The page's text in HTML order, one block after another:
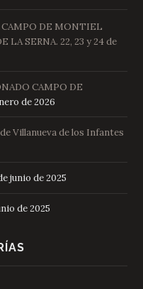
CAMPO DE MONTIEL
LA SERNA. 22, 23 y 24 de
CAMPO DE
de 2026
Villanueva de los Infantes
junio de 2025
de 2025